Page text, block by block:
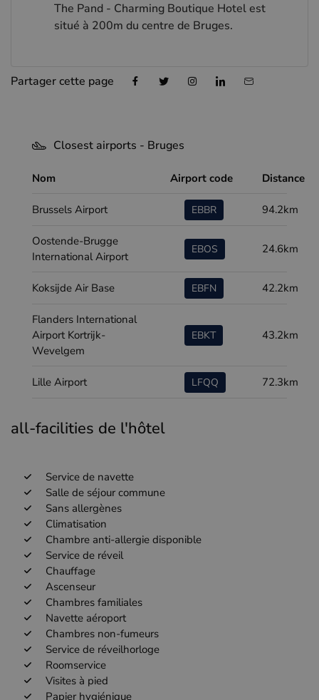
The Pand - Charming Boutique Hotel est
situé à 200m du centre de Bruges.
Partager cette page
Closest airports - Bruges
Nom Airport code Distance
Brussels Airport EBBR 94.2km
Oostende-Brugge
International Airport
EBOS 24.6km
Koksijde Air Base EBFN 42.2km
Flanders International
Airport Kortrijk-
Wevelgem
EBKT 43.2km
Lille Airport LFQQ 72.3km
all-facilities de l'hôtel
Service de navette
Salle de séjour commune
Sans allergènes
Climatisation
Chambre anti-allergie disponible
Service de réveil
Chauffage
Ascenseur
Chambres familiales
Navette aéroport
Chambres non-fumeurs
Service de réveilhorloge
Roomservice
Visites à pied
Papier hygiénique